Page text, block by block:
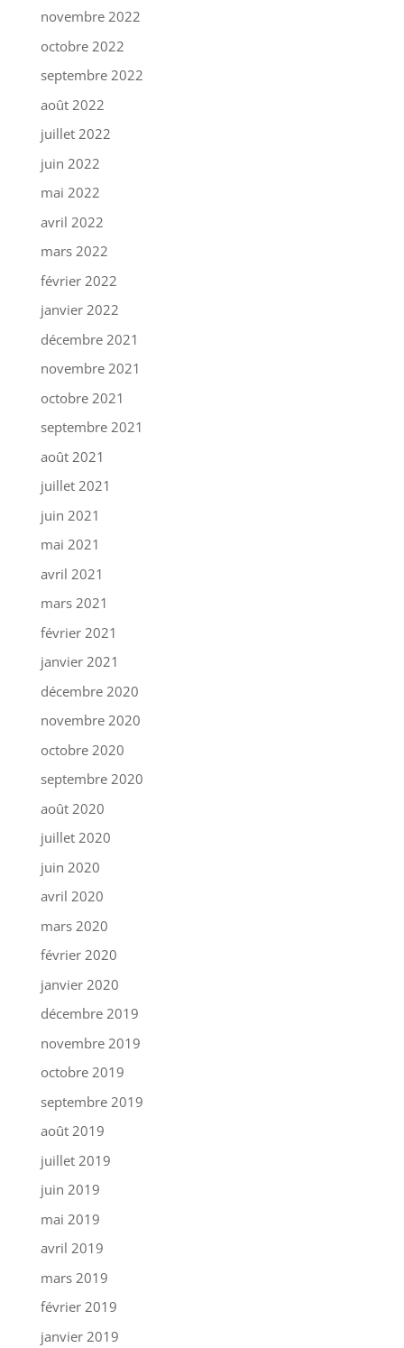
novembre 2022
octobre 2022
septembre 2022
août 2022
juillet 2022
juin 2022
mai 2022
avril 2022
mars 2022
février 2022
janvier 2022
décembre 2021
novembre 2021
octobre 2021
septembre 2021
août 2021
juillet 2021
juin 2021
mai 2021
avril 2021
mars 2021
février 2021
janvier 2021
décembre 2020
novembre 2020
octobre 2020
septembre 2020
août 2020
juillet 2020
juin 2020
avril 2020
mars 2020
février 2020
janvier 2020
décembre 2019
novembre 2019
octobre 2019
septembre 2019
août 2019
juillet 2019
juin 2019
mai 2019
avril 2019
mars 2019
février 2019
janvier 2019